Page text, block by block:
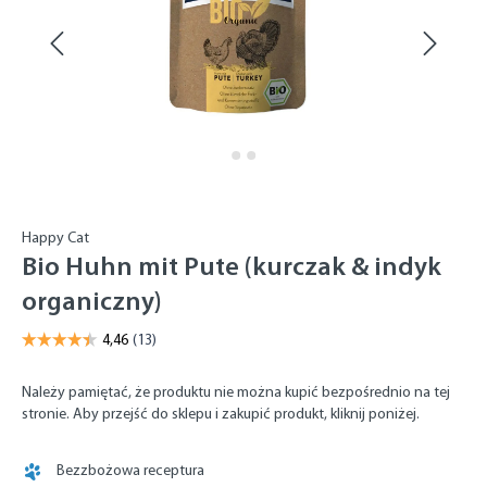
Happy Cat
Bio Huhn mit Pute (kurczak & indyk
organiczny)
Należy pamiętać, że produktu nie można kupić bezpośrednio na tej
stronie. Aby przejść do sklepu i zakupić produkt, kliknij poniżej.
Bezzbożowa receptura